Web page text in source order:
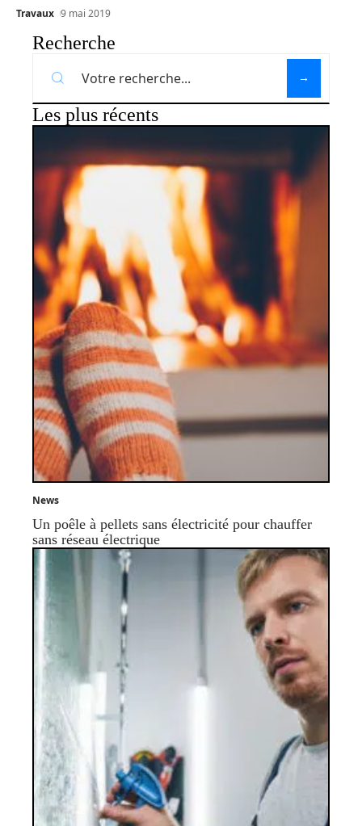
Travaux 9 mai 2019
Recherche
Les plus récents
News
Un poêle à pellets sans électricité pour chauffer
sans réseau électrique